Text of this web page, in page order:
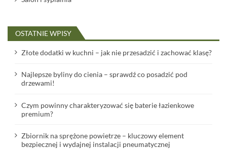
OSTATNIE WPISY
Złote dodatki w kuchni – jak nie przesadzić i zachować klasę?
Najlepsze byliny do cienia – sprawdź co posadzić pod
drzewami!
Czym powinny charakteryzować się baterie łazienkowe
premium?
Zbiornik na sprężone powietrze – kluczowy element
bezpiecznej i wydajnej instalacji pneumatycznej